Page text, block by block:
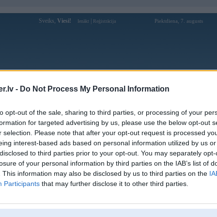
- Do Not Process My Personal Information
opt-out of the sale, sharing to third parties, or processing of your
for targeted advertising by us, please use the below opt-out
selection. Please note that after your opt-out request is processed
interest-based ads based on personal information utilized by us
to third parties prior to your opt-out. You may separately
of your personal information by third parties on the IAB’s list of
This information may also be disclosed by us to third parties on the
Participants that may further disclose it to other third parties.
Sveiks, Viesi! Ienākt Reģistrācija Piektdiena, 7. augusts
Forums Galerijas Reģistrācija Lietotāji
Lietotāja wanderer profils
Pēdējo reizi manīts: 14. Jan 2018, 13:26
Lietotājvārds:
wanderer
Braucu ar:
Volgu
Ziņojumi forumā:
[Pēdējie ziņojumi forumā]